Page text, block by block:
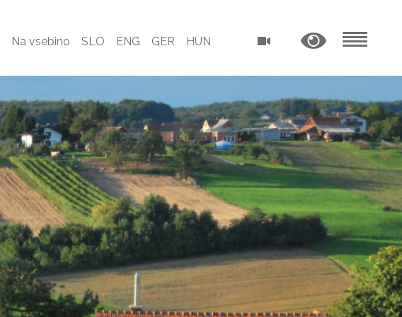
Na vsebino SLO ENG GER HUN